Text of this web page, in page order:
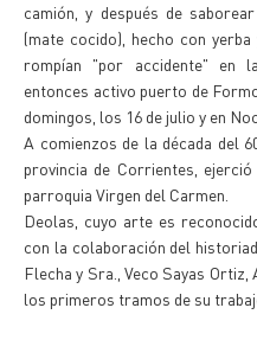
camión, y después de
(mate cocido), hecho con
rompían "por accidente" en
entonces activo puerto de
domingos, los 16 de julio y en
A comienzos de la década del
provincia de Corrientes,
parroquia Virgen del Carmen.
Deolas, cuyo arte es
con la colaboración del
Flecha y Sra., Veco Sayas
los primeros tramos de su